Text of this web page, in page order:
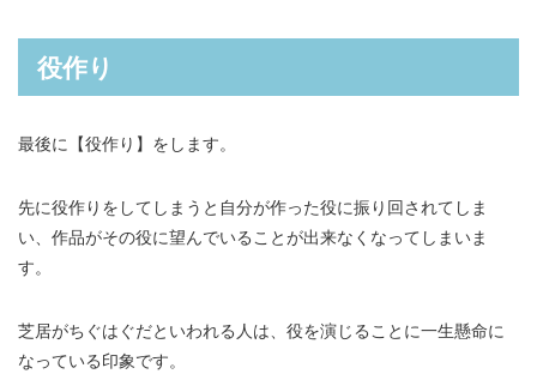
役作り
最後に【役作り】をします。
先に役作りをしてしまうと自分が作った役に振り回されてしま
い、作品がその役に望んでいることが出来なくなってしまいま
す。
芝居がちぐはぐだといわれる人は、役を演じることに一生懸命に
なっている印象です。